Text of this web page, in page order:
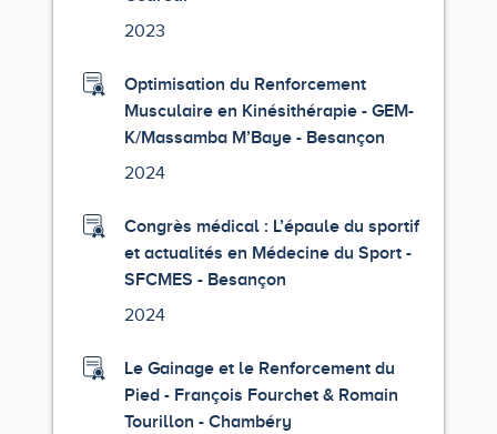
2023
Optimisation du Renforcement
Musculaire en Kinésithérapie - GEM-
K/Massamba M’Baye - Besançon
2024
Congrès médical : L’épaule du sportif
et actualités en Médecine du Sport -
SFCMES - Besançon
2024
Le Gainage et le Renforcement du
Pied - François Fourchet & Romain
Tourillon - Chambéry